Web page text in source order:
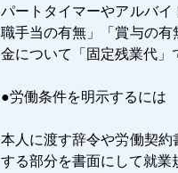
パートタイマーやアルバ
職手当の有無」「賞与の
金について「固定残業代」
●労働条件を明示するには
本人に渡す辞令や労働契
する部分を書面にして就業